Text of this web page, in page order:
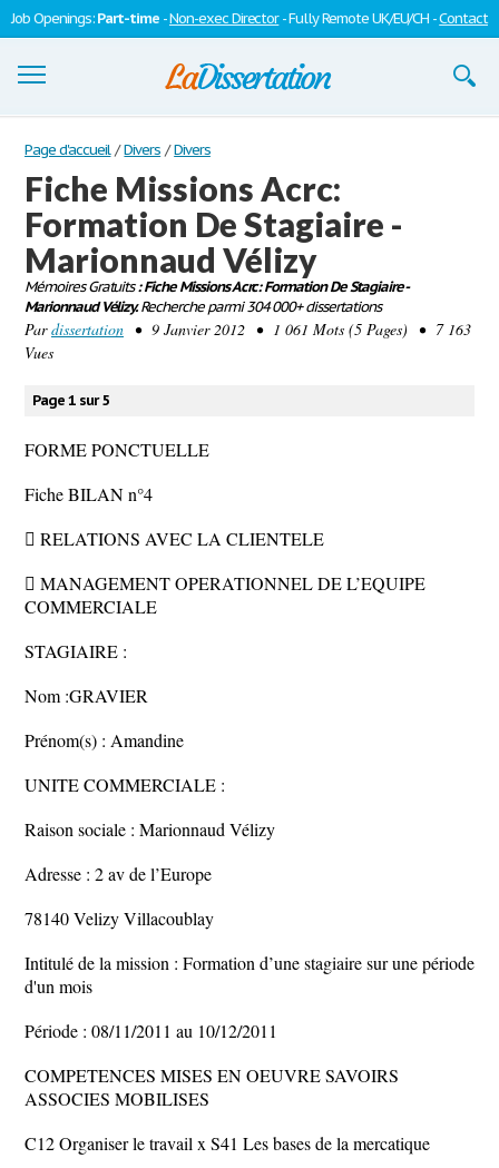
Job Openings:Part-time -Non-exec Director- Fully Remote UK/EU/CH -Contact
Dissertations
S'inscrire
Se connecter
Contactez-nous
Page d'accueil / Divers / Divers
Fiche Missions Acrc:
Formation De Stagiaire -
Marionnaud Vélizy
Mémoires Gratuits: Fiche Missions Acrc: Formation De Stagiaire -
Marionnaud Vélizy.Recherche parmi 304 000+ dissertations
Pardissertation • 9 Janvier 2012 • 1 061 Mots (5 Pages) • 7 163
Vues
Page 1 sur 5
FORME PONCTUELLE
Fiche BILAN n°4
 RELATIONS AVEC LA CLIENTELE
 MANAGEMENT OPERATIONNEL DE L’EQUIPE
COMMERCIALE
STAGIAIRE :
Nom :GRAVIER
Prénom(s) : Amandine
UNITE COMMERCIALE :
Raison sociale : Marionnaud Vélizy
Adresse : 2 av de l’Europe
78140 Velizy Villacoublay
Intitulé de la mission : Formation d’une stagiaire sur une période
d'un mois
Période : 08/11/2011 au 10/12/2011
COMPETENCES MISES EN OEUVRE SAVOIRS
ASSOCIES MOBILISES
C12 Organiser le travail x S41 Les bases de la mercatique